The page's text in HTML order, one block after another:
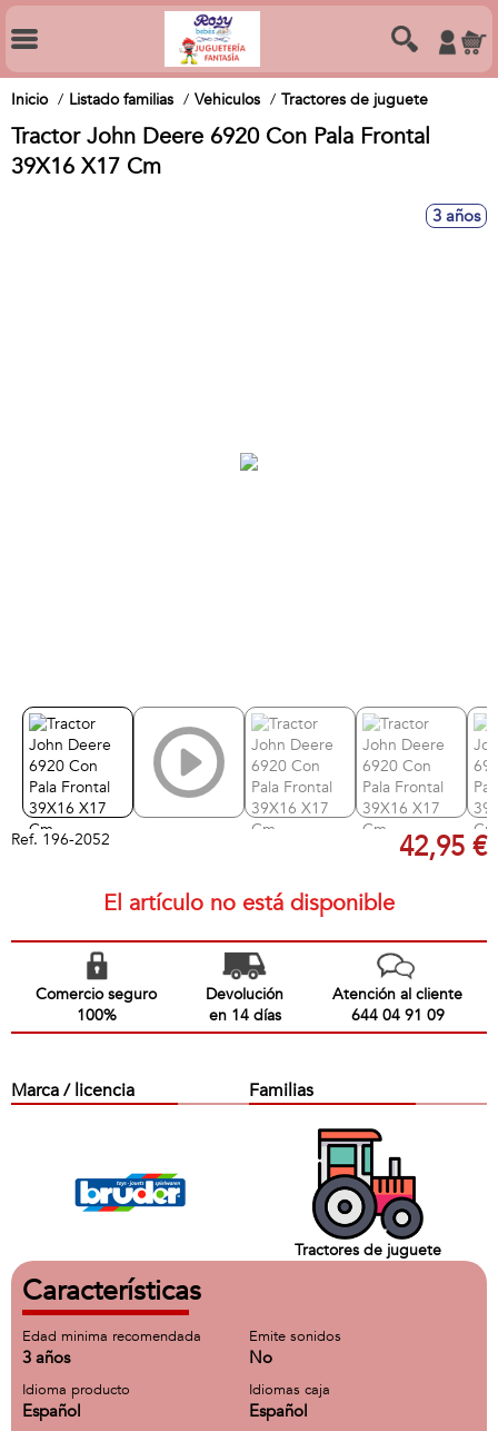
Inicio Listado familias Vehiculos Tractores de juguete
Tractor John Deere 6920 Con Pala Frontal
39X16 X17 Cm
3 años
Ref. 196-2052 42,95 €
El artículo no está disponible
Comercio seguro
100%
Devolución
en 14 días
Atención al cliente
644 04 91 09
Marca / licencia Familias
Tractores de juguete
Características
Edad minima recomendada
3 años
Emite sonidos
No
Idioma producto
Español
Idiomas caja
Español